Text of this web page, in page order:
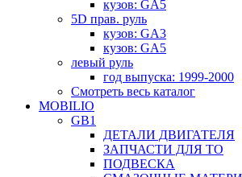
кузов: GA5
5D прав. руль
кузов: GA3
кузов: GA5
левый руль
год выпуска: 1999-2000
Смотреть весь каталог
MOBILIO
GB1
ДЕТАЛИ ДВИГАТЕЛЯ
ЗАПЧАСТИ ДЛЯ ТО
ПОДВЕСКА